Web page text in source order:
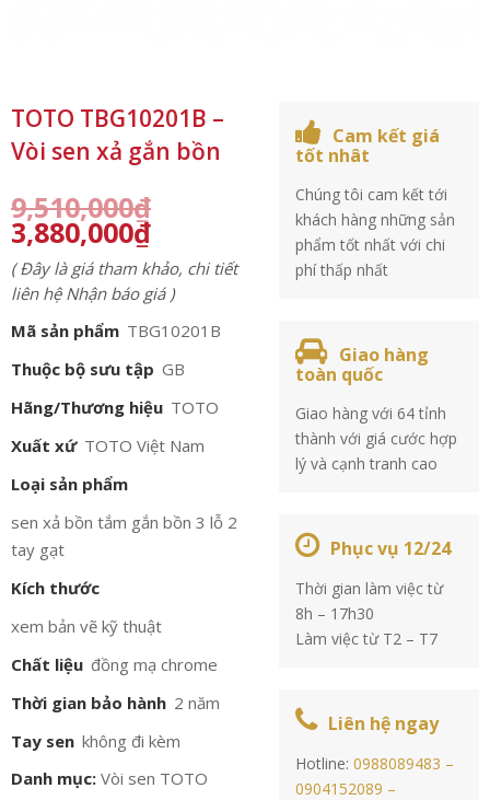
TOTO TBG10201B –
Vòi sen xả gắn bồn
9,510,000₫
3,880,000₫
( Đây là giá tham khảo, chi tiết
liên hệ Nhận báo giá )
Mã sản phẩm TBG10201B
Thuộc bộ sưu tập GB
Hãng/Thương hiệu TOTO
Xuất xứ TOTO Việt Nam
Loại sản phẩm
sen xả bồn tắm gắn bồn 3 lỗ 2
tay gạt
Kích thước
xem bản vẽ kỹ thuật
Chất liệu đồng mạ chrome
Thời gian bảo hành 2 năm
Tay sen không đi kèm
Danh mục: Vòi sen TOTO
Cam kết giá
tốt nhât
Chúng tôi cam kết tới
khách hàng những sản
phẩm tốt nhất với chi
phí thấp nhất
Giao hàng
toàn quốc
Giao hàng với 64 tỉnh
thành với giá cước hợp
lý và cạnh tranh cao
Phục vụ 12/24
Thời gian làm việc từ
8h – 17h30
Làm việc từ T2 – T7
Liên hệ ngay
Hotline:0988089483 –
0904152089 –